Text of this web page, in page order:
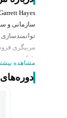
سازمانی و
مربیگری
یادگیری و
مقدم وارد
مشاهده